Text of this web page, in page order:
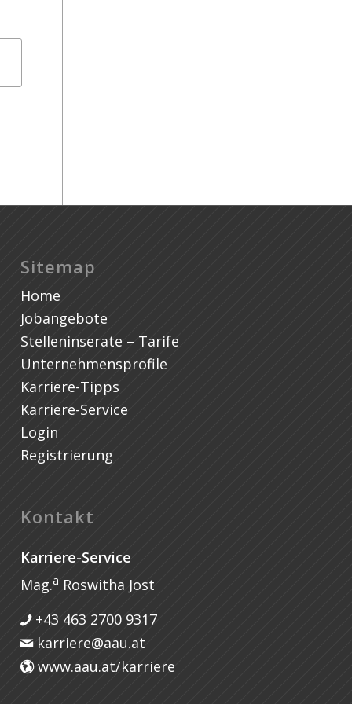
Sitemap
Home
Jobangebote
Stelleninserate – Tarife
Unternehmensprofile
Karriere-Tipps
Karriere-Service
Login
Registrierung
Kontakt
Karriere-Service
Mag.a Roswitha Jost
+43 463 2700 9317
karriere@aau.at
www.aau.at/karriere